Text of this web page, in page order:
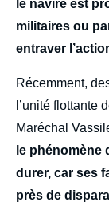
le navire est
militaires ou
entraver
Récemment,
l’unité flottante
Maréchal
le phénomène
durer, car ses
près de